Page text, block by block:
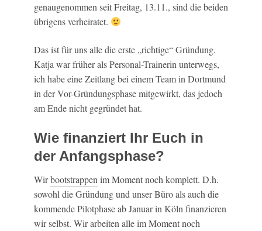
genaugenommen seit Freitag, 13.11., sind die beiden
übrigens verheiratet.
Das ist für uns alle die erste „richtige“ Gründung.
Katja war früher als Personal-Trainerin unterwegs,
ich habe eine Zeitlang bei einem Team in Dortmund
in der Vor-Gründungsphase mitgewirkt, das jedoch
am Ende nicht gegründet hat.
Wie finanziert Ihr Euch in
der Anfangsphase?
Wirbootstrappen im Moment noch komplett. D.h.
sowohl die Gründung und unser Büro als auch die
kommende Pilotphase ab Januar in Köln finanzieren
wir selbst. Wir arbeiten alle im Moment noch